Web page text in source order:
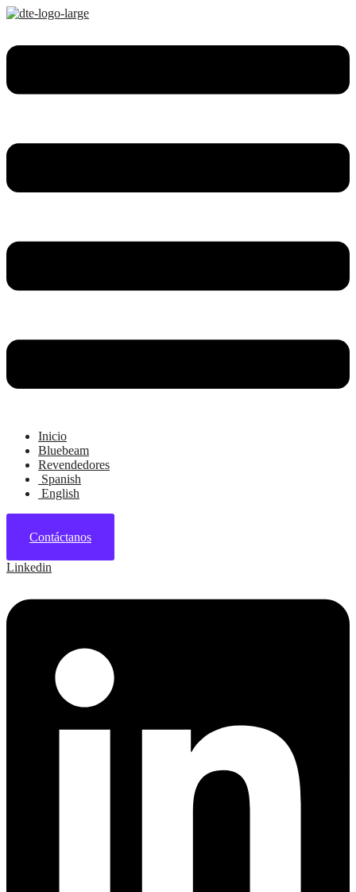
Inicio
Bluebeam
Revendedores
Spanish
English
Contáctanos
Linkedin